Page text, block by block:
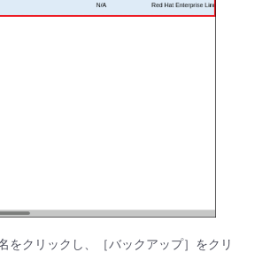
をクリックし、［バックアップ］をクリ